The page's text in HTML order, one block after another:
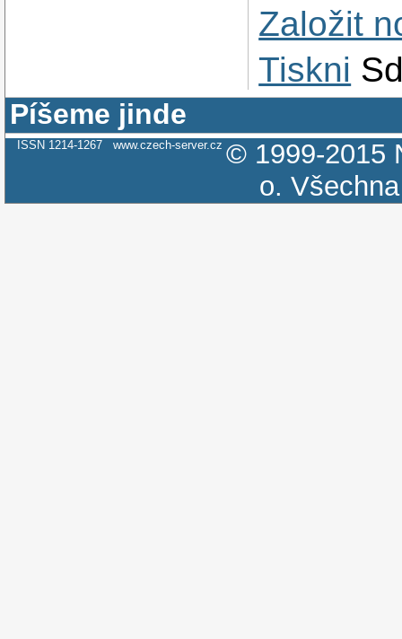
Založit
Tiskni
Píšeme jinde
ISSN 1214-1267 www.czech-server.cz © 1999-2015
o.